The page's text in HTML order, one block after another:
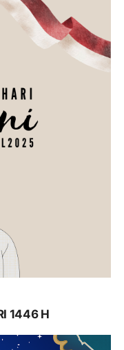
1446 H